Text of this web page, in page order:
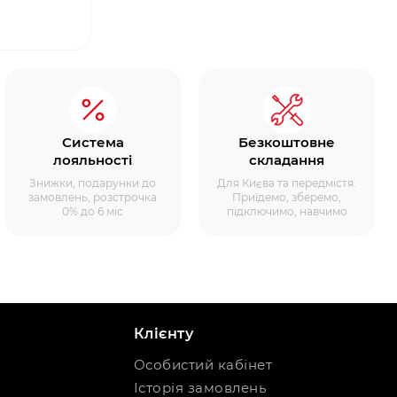
Система
лояльності
Знижки, подарунки до
замовлень, розстрочка
0% до 6 міс
Безкоштовне
складання
Для Києва та передмістя.
Приїдемо, зберемо,
підключимо, навчимо
Клієнту
Особистий кабінет
Історія замовлень